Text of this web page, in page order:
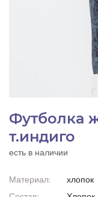
Футболка
т.индиго
есть в наличии
Материал:
хлопок